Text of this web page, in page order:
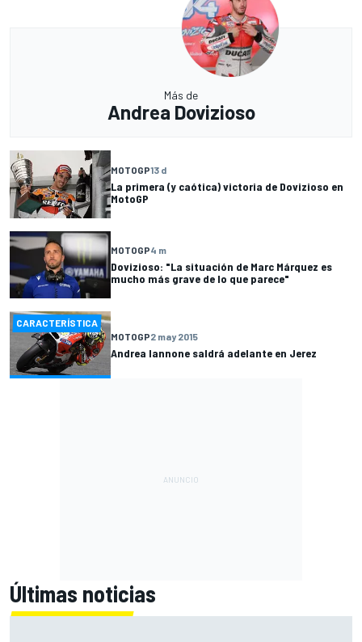
Más de
Andrea Dovizioso
MOTOGP13 d
La primera (y caótica) victoria de Dovizioso en
MotoGP
MOTOGP4 m
Dovizioso: "La situación de Marc Márquez es
mucho más grave de lo que parece"
CARACTERÍSTICA
MOTOGP2 may 2015
Andrea Iannone saldrá adelante en Jerez
Últimas noticias